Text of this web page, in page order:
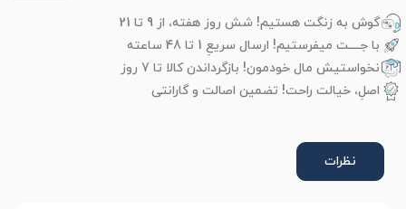
گوش به زنگت هستیم! شش روز هفته، از 9 تا 21
با جــــت میفرستیم! ارسال سریعِ 1 تا 48 ساعته
نخواستیش مال خودمون! بازگرداندن کالا تا 7 روز
اصلِ، خیالت راحت! تضمین اصالت و گارانتی
نظرات